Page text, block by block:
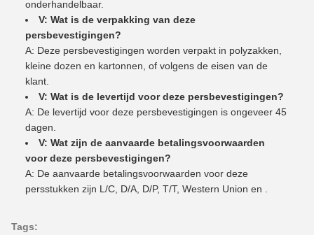
onderhandelbaar.
V: Wat is de verpakking van deze
persbevestigingen?
A: Deze persbevestigingen worden verpakt in polyzakken,
kleine dozen en kartonnen, of volgens de eisen van de
klant.
V: Wat is de levertijd voor deze persbevestigingen?
A: De levertijd voor deze persbevestigingen is ongeveer 45
dagen.
V: Wat zijn de aanvaarde betalingsvoorwaarden
voor deze persbevestigingen?
A: De aanvaarde betalingsvoorwaarden voor deze
persstukken zijn L/C, D/A, D/P, T/T, Western Union en .
Tags: